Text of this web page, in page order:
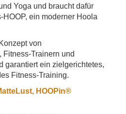
Yoga und braucht dafür
ein moderner Hoola
von
Fitness-Trainern und
garantiert ein zielgerichtetes,
Fitness-Training.
Lust, HOOPin®